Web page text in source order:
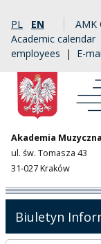
PL EN AMK
Academic calendar
employees | E-
Akademia
ul. św. Tomasza 43
31-027 Kraków
Biuletyn